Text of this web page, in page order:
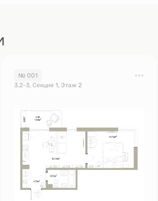
№ 001
3.2-3, Секция 1, Этаж 2